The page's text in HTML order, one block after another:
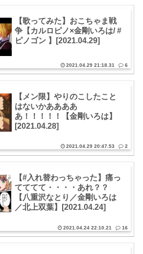
【歌ってみた】おこちゃま戦
争【カルロピノ×金剛いろは/ #
ピノゴン​ 】[2021.04.29]
2021.04.29 21:18.31 6
【メン限】やりのこしたこと
はないかああああ
あ！！！！！【金剛いろは】
[2021.04.28]
2021.04.29 20:47.53 2
【#入れ替わっちゃった​】痛っ
てててて・・・・あれ？？
【八重沢なとり／金剛いろは
／北上双葉】[2021.04.24]
2021.04.24 22:10.21 16